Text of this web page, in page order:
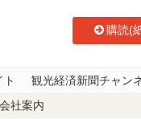
購読(
観光経済新聞チャン
会社案内